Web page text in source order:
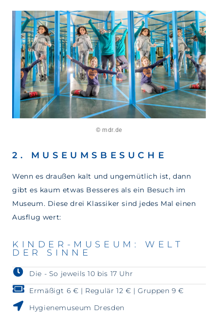
© mdr.de
2. MUSEUMSBESUCHE
Wenn es draußen kalt und ungemütlich ist, dann
gibt es kaum etwas Besseres als ein Besuch im
Museum. Diese drei Klassiker sind jedes Mal einen
Ausflug wert:
KINDER-MUSEUM: WELT
DER SINNE
Die - So jeweils 10 bis 17 Uhr
Ermäßigt 6 € | Regulär 12 € | Gruppen 9 €
Hygienemuseum Dresden